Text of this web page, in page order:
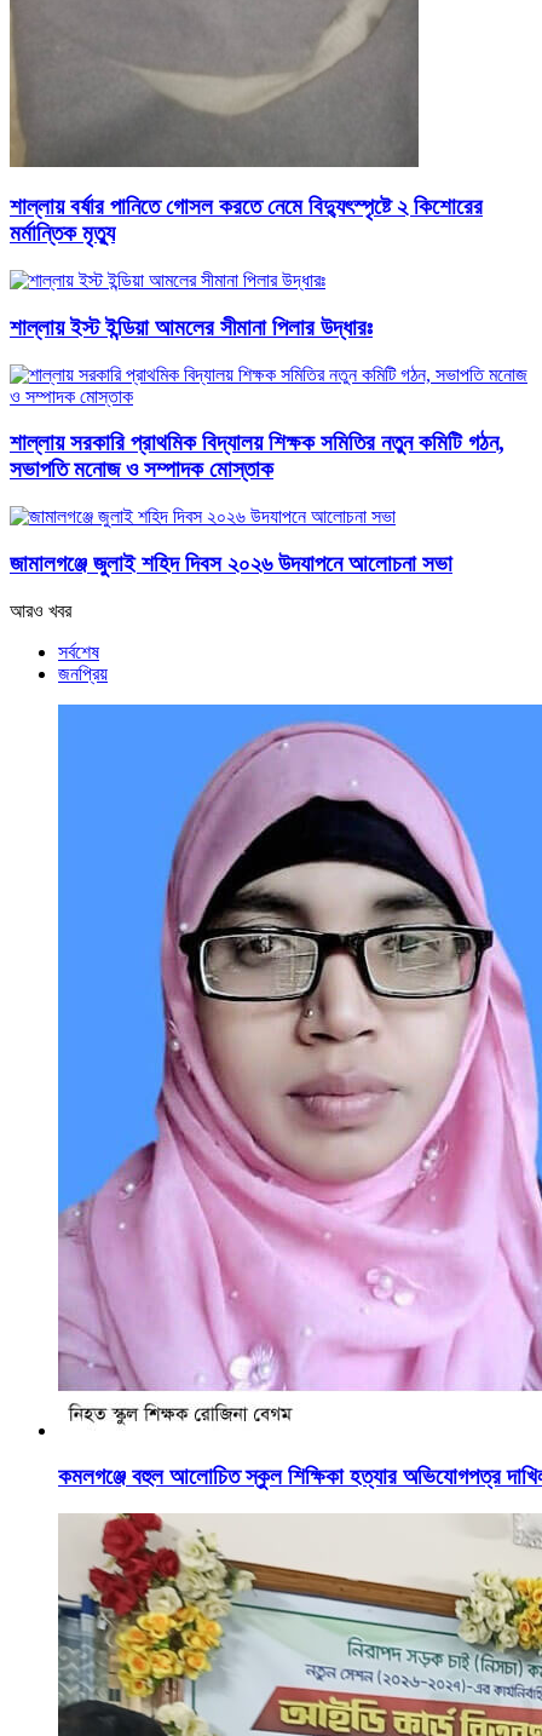
শাল্লায় বর্ষার পানিতে গোসল করতে নেমে বিদ্যুৎস্পৃষ্টে ২ কিশোরের
মর্মান্তিক মৃত্যু
শাল্লায় ইস্ট ইন্ডিয়া আমলের সীমানা পিলার উদ্ধারঃ
শাল্লায় সরকারি প্রাথমিক বিদ্যালয় শিক্ষক সমিতির নতুন কমিটি গঠন,
সভাপতি মনোজ ও সম্পাদক মোস্তাক
জামালগঞ্জে জুলাই শহিদ দিবস ২০২৬ উদযাপনে আলোচনা সভা
আরও খবর
সর্বশেষ
জনপ্রিয়
কমলগঞ্জে বহুল আলোচিত স্কুল শিক্ষিকা হত্যার অভিযোগপত্র